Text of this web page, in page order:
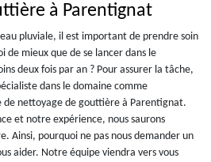
à Parentignat
pluviale, il est important de prendre soin
de mieux que de se lancer dans le
deux fois par an ? Pour assurer la tâche,
dans le domaine comme
nettoyage de gouttière à Parentignat.
et notre expérience, nous saurons
Ainsi, pourquoi ne pas nous demander un
aider. Notre équipe viendra vers vous